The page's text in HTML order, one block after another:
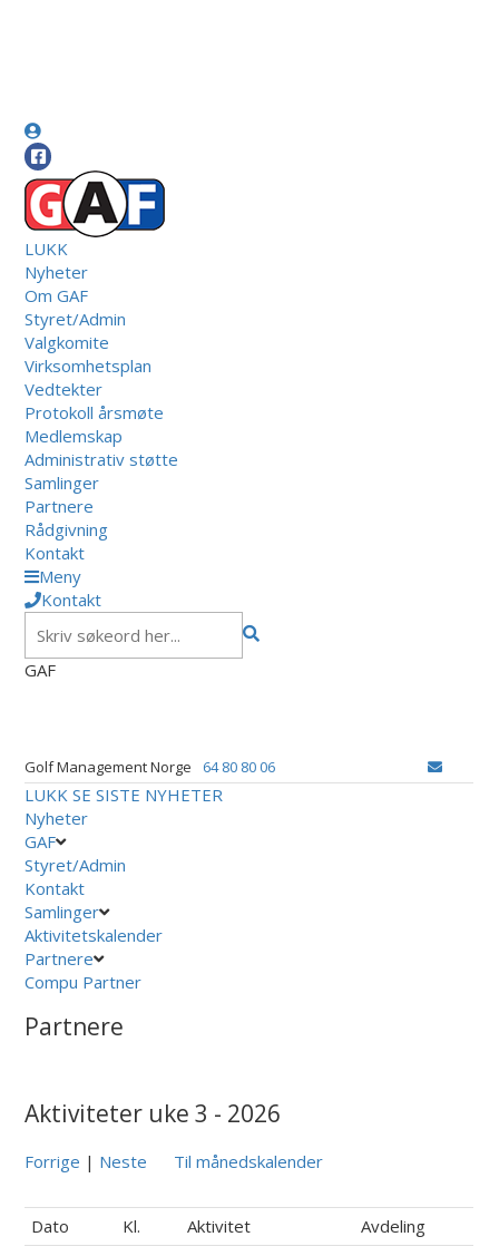
LUKK
Nyheter
Om GAF
Styret/Admin
Valgkomite
Virksomhetsplan
Vedtekter
Protokoll årsmøte
Medlemskap
Administrativ støtte
Samlinger
Partnere
Rådgivning
Kontakt
Meny
Kontakt
GAF
Golf Management Norge 64 80 80 06
LUKK SE SISTE NYHETER
Nyheter
GAF
Styret/Admin
Kontakt
Samlinger
Aktivitetskalender
Partnere
Compu Partner
Partnere
Aktiviteter uke 3 - 2026
Forrige | Neste Til månedskalender
Dato Kl. Aktivitet
Avdeling